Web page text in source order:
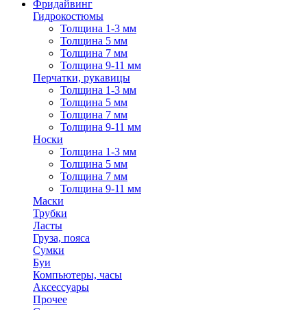
Фридайвинг
Гидрокостюмы
Толщина 1-3 мм
Толщина 5 мм
Толщина 7 мм
Толщина 9-11 мм
Перчатки, рукавицы
Толщина 1-3 мм
Толщина 5 мм
Толщина 7 мм
Толщина 9-11 мм
Носки
Толщина 1-3 мм
Толщина 5 мм
Толщина 7 мм
Толщина 9-11 мм
Маски
Трубки
Ласты
Груза, пояса
Сумки
Буи
Компьютеры, часы
Аксессуары
Прочее